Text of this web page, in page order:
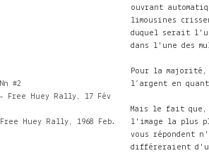
#2
Free Huey Rally, 17 Fév
Huey Rally, 1968 Feb.
ouvrant
limousines
duquel serait
dans l'une des
Pour la majorité,
l’argent en
Mais le fait que,
l'image la plus
vous répondent
différeraient